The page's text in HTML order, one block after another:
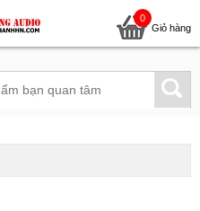
0
Giỏ hàng